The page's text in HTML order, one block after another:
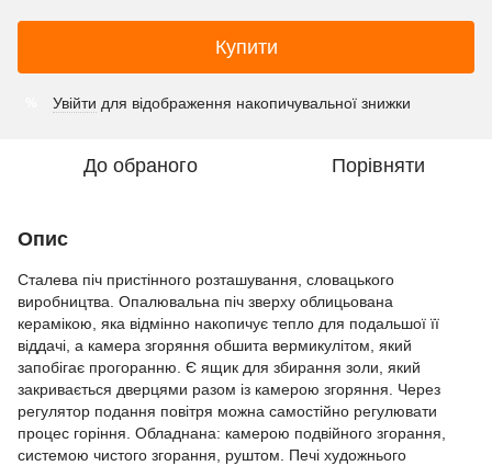
Купити
Увійти для відображення накопичувальної знижки
До обраного Порівняти
Опис
Сталева піч пристінного розташування, словацького
виробництва. Опалювальна піч зверху облицьована
керамікою, яка відмінно накопичує тепло для подальшої її
віддачі, а камера згоряння обшита вермикулітом, який
запобігає прогоранню. Є ящик для збирання золи, який
закривається дверцями разом із камерою згоряння. Через
регулятор подання повітря можна самостійно регулювати
процес горіння. Обладнана: камерою подвійного згорання,
системою чистого згорання, руштом. Печі художнього